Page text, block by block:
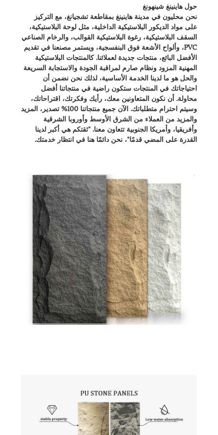
حول هاينينغ شينهونغ
نحن محليون في مدينة هاينينغ بمقاطعة تشجيانغ، مع التركيز
على مواد الديكور البلاستيكية الداخلية، مثل لوحة البلاستيكية،
السقف البلاستيكية، رغوة البلاستيكية القوالب، والرخام الصناعي
PVC، وألواح الأشعة فوق البنفسجية، ويستمر مصنعنا في تقديم
الأفضل البائع، منتجات جديدة لعملائنا. كالمنتجات البلاستيكية
المهنية المزود ونظام صارم لمراقبة الجودة والاستجابة السريعة
والحل هو ما لدينا الخدمة الأساسية، لذلك نحن نضمن أن
احتياجاتك في المنتجات ستكون راضية في منتجاتنا أفضل
محاولة. أن نكون المتعاونين معك، رأيك وفكرتك، اقتراحاتك،
وسيتم احترام متطلباتك. الآن جميع منتجاتنا 100% تصدير، المزيد
والمزيد من العملاء من الشرق الأوسط وأوروبا الشرقية
وأفريقيا، وأمريكا الجنوبية تتعاون معنا. "ثقتكم هي أكبر لدينا
القدرة على المضي قدمًا"، نحن دائمًا هنا في انتظار خدمتك.